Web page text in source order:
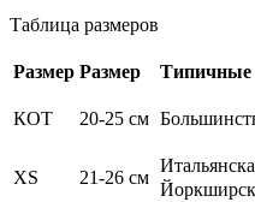
Таблица размеров
Размер Размер Типичные
КОТ 20-25 см
XS 21-26 см